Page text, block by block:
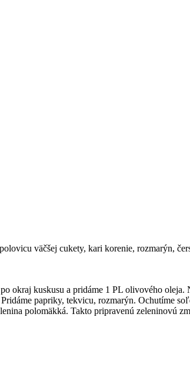
väčšej cukety, kari korenie, rozmarýn,
okraj kuskusu a pridáme 1 PL olivového
papriky, tekvicu, rozmarýn. Ochutíme
polomäkká. Takto pripravenú zeleninovú